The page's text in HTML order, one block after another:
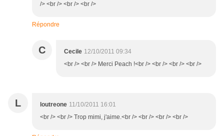
/> <br /> <br /> <br />
Répondre
C Cecile 12/10/2011 09:34
<br /> <br /> Merci Peach !<br /> <br /> <br /> <br />
L loutreone 11/10/2011 16:01
<br /> <br /> Trop mimi, j'aime.<br /> <br /> <br /> <br />